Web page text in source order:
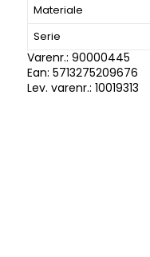
Materiale
Serie
Varenr.: 90000445
Ean: 5713275209676
Lev. varenr.: 10019313